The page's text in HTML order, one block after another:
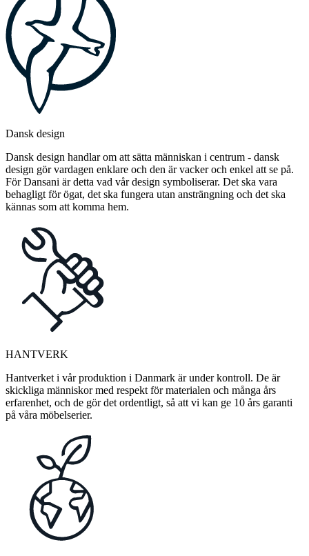
Dansk design
Dansk design handlar om att sätta människan i centrum - dansk
design gör vardagen enklare och den är vacker och enkel att se på.
För Dansani är detta vad vår design symboliserar. Det ska vara
behagligt för ögat, det ska fungera utan ansträngning och det ska
kännas som att komma hem.
HANTVERK
Hantverket i vår produktion i Danmark är under kontroll. De är
skickliga människor med respekt för materialen och många års
erfarenhet, och de gör det ordentligt, så att vi kan ge 10 års garanti
på våra möbelserier.